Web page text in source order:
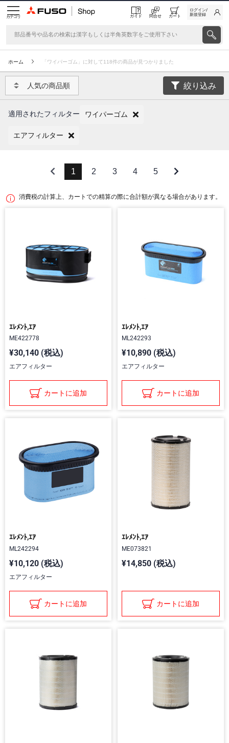
カテゴリ ガイド 問合せ カート
ログイン/
新規登録
ホーム 「ワイパーゴム」に対して118件の商品が見つかりました
人気の商品順 絞り込み
適用されたフィルター ワイパーゴム
エアフィルター
1 2 3 4 5
消費税の計算上、カートでの精算の際に合計額が異なる場合があります。
ｴﾚﾒﾝﾄ,ｴｱ
ME422778
¥30,140 (税込)
エアフィルター
カートに追加
ｴﾚﾒﾝﾄ,ｴｱ
ML242293
¥10,890 (税込)
エアフィルター
カートに追加
ｴﾚﾒﾝﾄ,ｴｱ
ML242294
¥10,120 (税込)
エアフィルター
カートに追加
ｴﾚﾒﾝﾄ,ｴｱ
ME073821
¥14,850 (税込)
カートに追加